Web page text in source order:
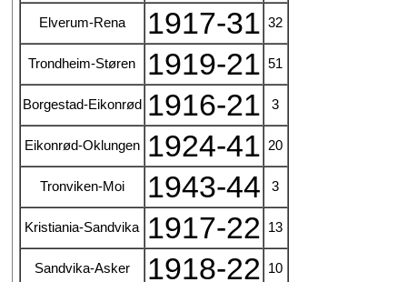
Elverum-Rena 1917-31 32
Trondheim-Støren 1919-21 51
Borgestad-Eikonrød 1916-21 3
Eikonrød-Oklungen 1924-41 20
Tronviken-Moi 1943-44 3
Kristiania-Sandvika 1917-22 13
Sandvika-Asker 1918-22 10